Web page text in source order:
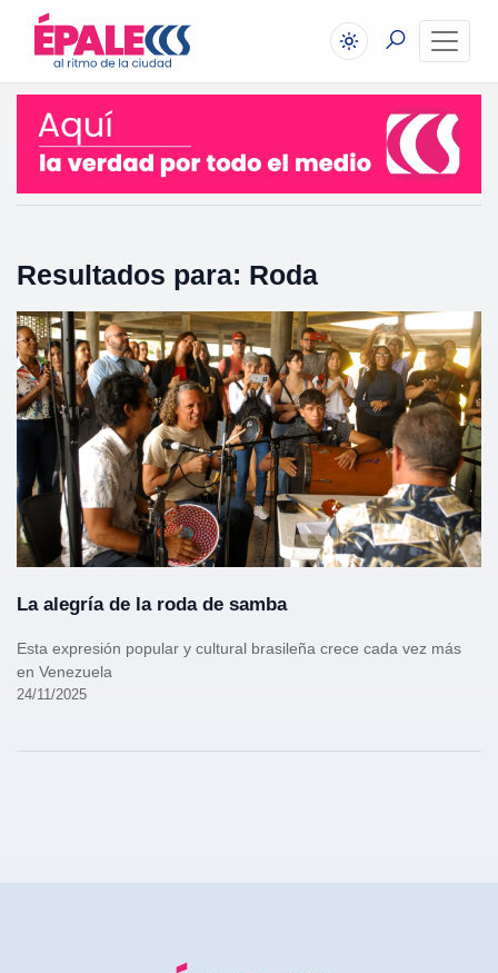
Resultados para: Roda
La alegría de la roda de samba
Esta expresión popular y cultural brasileña crece cada vez más
en Venezuela
24/11/2025